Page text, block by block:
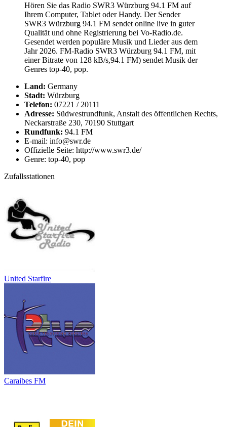
Hören Sie das Radio SWR3 Würzburg 94.1 FM auf
Ihrem Computer, Tablet oder Handy. Der Sender
SWR3 Würzburg 94.1 FM sendet online live in guter
Qualität und ohne Registrierung bei Vo-Radio.de.
Gesendet werden populäre Musik und Lieder aus dem
Jahr 2026. FM-Radio SWR3 Würzburg 94.1 FM, mit
einer Bitrate von 128 kB/s,94.1 FM) sendet Musik der
Genres top-40, pop.
Land: Germany
Stadt: Würzburg
Telefon: 07221 / 20111
Adresse: Südwestrundfunk, Anstalt des öffentlichen Rechts,
Neckarstraße 230, 70190 Stuttgart
Rundfunk: 94.1 FM
E-mail: info@swr.de
Offizielle Seite: http://www.swr3.de/
Genre: top-40, pop
Zufallsstationen
United Starfire
Caraibes FM